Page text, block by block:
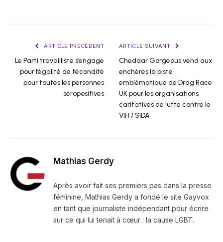
ARTICLE PRÉCÉDENT
Le Parti travailliste s’engage
pour l’égalité de fécondité
pour toutes les personnes
séropositives
ARTICLE SUIVANT
Cheddar Gorgeous vend aux
enchères la piste
emblématique de Drag Race
UK pour les organisations
caritatives de lutte contre le
VIH / SIDA
Mathias Gerdy
Après avoir fait ses premiers pas dans la presse
féminine, Mathias Gerdy a fondé le site Gayvox
en tant que journaliste indépendant pour écrire
sur ce qui lui tenait à cœur : la cause LGBT.